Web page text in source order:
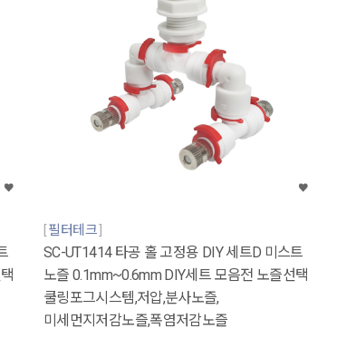
필터테크
SC-UT1414 타공 홀 고정용 DIY 세트D 미스트
노즐 0.1mm~0.6mm DIY세트 모음전 노즐선택
쿨링포그시스템,저압,분사노즐,
미세먼지저감노즐,폭염저감노즐